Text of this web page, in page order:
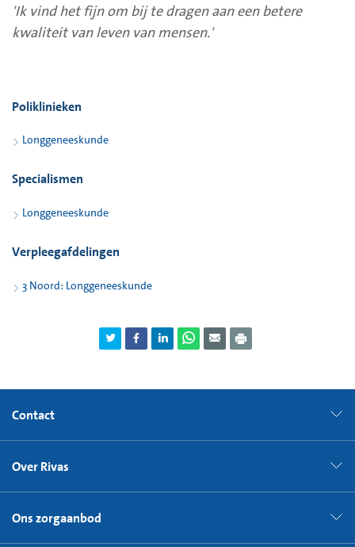
'Ik vind het fijn om bij te dragen aan een betere
kwaliteit van leven van mensen.'
Poliklinieken
Longgeneeskunde
Specialismen
Longgeneeskunde
Verpleegafdelingen
3 Noord: Longgeneeskunde
Contact
Over Rivas
Ons zorgaanbod